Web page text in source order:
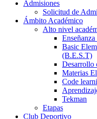
Admisiones
Solicitud de
Ámbito Académico
Alto nivel
Basic
(B.E.S.T)
Desarrollo
Materias
Code
Tekman
Etapas
Club Deportivo